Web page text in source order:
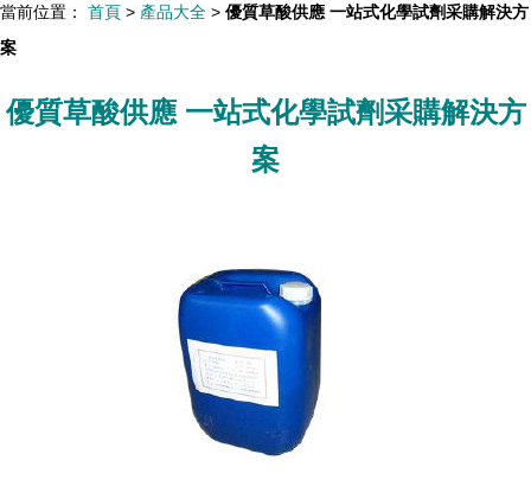
當前位置： 首頁 > 產品大全 > 優質草酸供應 一站式化學試劑采購解決方
案
優質草酸供應 一站式化學試劑采購解決方
案